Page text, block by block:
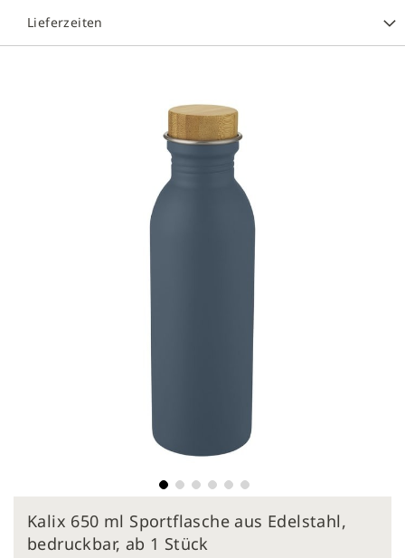
Ende
der
Bildergalerie
springen
Anfang
der
Kalix 650 ml Sportflasche aus Edelstahl,
bedruckbar, ab 1 Stück
Lieferzeiten